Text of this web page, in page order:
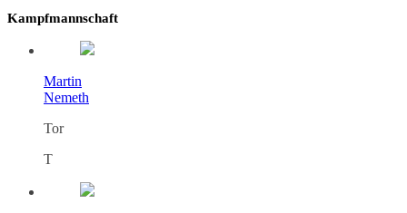
Kampfmannschaft
Martin
Nemeth
Tor
T